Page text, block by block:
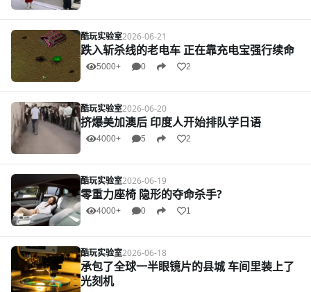
酷玩实验室2026-06-21
跌入斩杀线的老电车 正在靠充电宝强行续命
5000+ 0 2
酷玩实验室2026-06-20
挤爆美加澳后 印度人开始排队学日语
4000+ 5 2
酷玩实验室2026-06-19
零重力座椅 隐形的夺命杀手?
4000+ 0 1
酷玩实验室2026-06-18
承包了全球一半眼镜片的县城 车间里装上了
光刻机